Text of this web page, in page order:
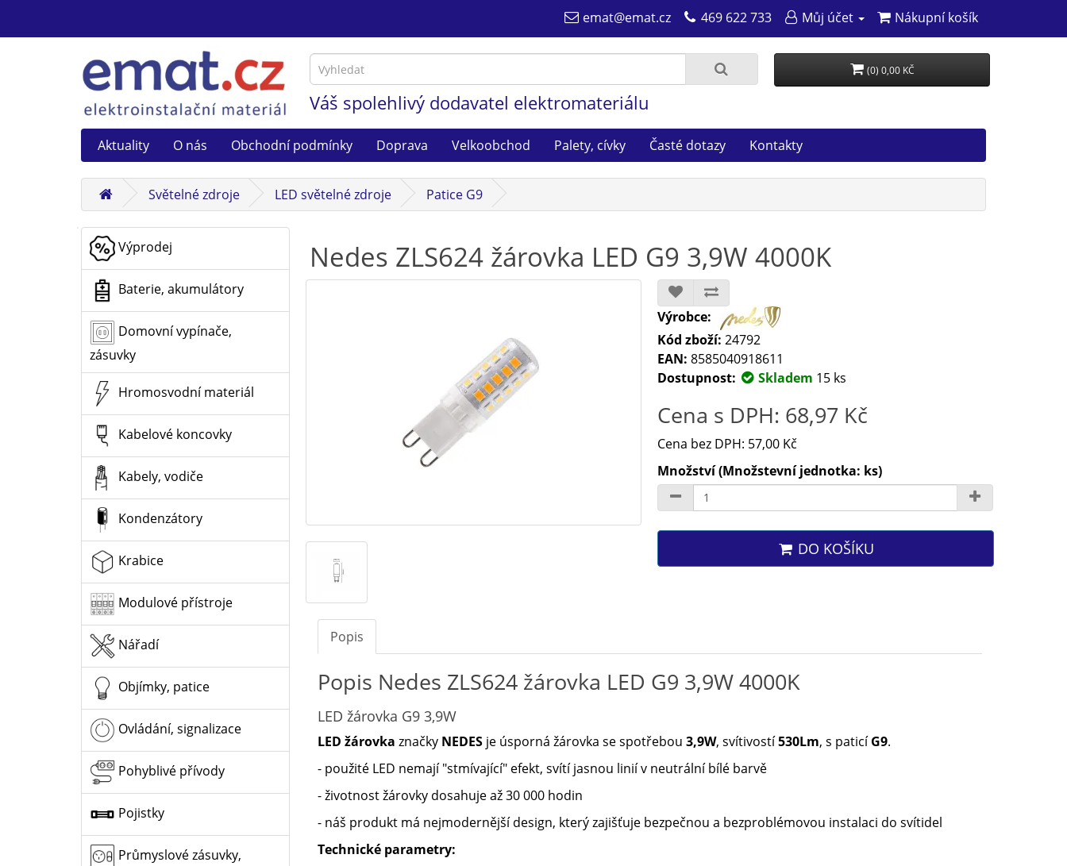
emat@emat.cz 469 622 733 Můj účet Nákupní košík
Váš spolehlivý dodavatel elektromateriálu
(0) 0,00 KČ
Aktuality O nás Obchodní podmínky Doprava Velkoobchod Palety, cívky Časté dotazy Kontakty
Světelné zdroje LED světelné zdroje Patice G9
Výprodej
Baterie, akumulátory
Domovní vypínače,
zásuvky
Hromosvodní materiál
Kabelové koncovky
Kabely, vodiče
Kondenzátory
Krabice
Modulové přístroje
Nářadí
Objímky, patice
Ovládání, signalizace
Pohyblivé přívody
Pojistky
Průmyslové zásuvky,
Nedes ZLS624 žárovka LED G9 3,9W 4000K
Výrobce:
Kód zboží: 24792
EAN: 8585040918611
Dostupnost:
Skladem 15 ks
Cena s DPH: 68,97 Kč
Cena bez DPH: 57,00 Kč
Množství (Množstevní jednotka: ks)
DO KOŠÍKU
Popis
Popis Nedes ZLS624 žárovka LED G9 3,9W 4000K
LED žárovka G9 3,9W
LED žárovka značkyNEDESje úsporná žárovka se spotřebou 3,9W, svítivostí530Lm, s paticíG9.
- použité LED nemají "stmívající" efekt, svítí jasnou linií v neutrální bílé barvě
- životnost žárovky dosahuje až 30 000 hodin
- náš produkt má nejmodernější design, který zajišťuje bezpečnou a bezproblémovou instalaci do svítidel
Technické parametry: